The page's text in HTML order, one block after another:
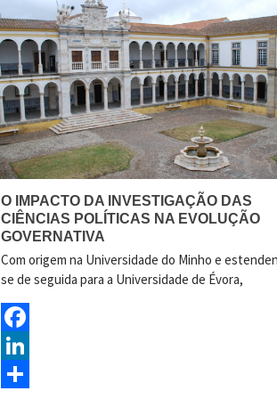
O IMPACTO DA INVESTIGAÇÃO DAS
CIÊNCIAS POLÍTICAS NA EVOLUÇÃO
GOVERNATIVA
Com origem na Universidade do Minho e
se de seguida para a Universidade de Évora,
Facebook
LinkedIn